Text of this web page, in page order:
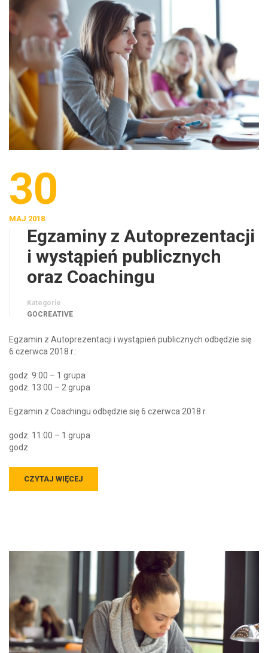
30
MAJ 2018
Egzaminy z Autoprezentacji
i wystąpień publicznych
oraz Coachingu
Kategorie
GOCREATIVE
Egzamin z Autoprezentacji i wystąpień publicznych odbędzie się
6 czerwca 2018 r.:
godz. 9:00 – 1 grupa
godz. 13:00 – 2 grupa
Egzamin z Coachingu odbędzie się 6 czerwca 2018 r.
godz. 11:00 – 1 grupa
godz.
CZYTAJ WIĘCEJ